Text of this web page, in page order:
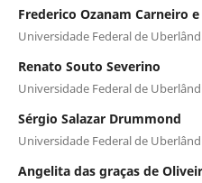
Frederico Ozanam Carneiro e
Universidade Federal de
Renato Souto Severino
Universidade Federal de
Sérgio Salazar Drummond
Universidade Federal de
Angelita das graças de